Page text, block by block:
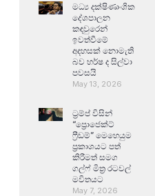
මධ්‍ය දක්ෂිණාංශික
දේශපාලන
කඳවුරෙන්
ඉවත්වීමේ
අදහසක් නොමැති
බව හර්ෂ ද සිල්වා
පවසයි
May 13, 2026
ට්‍රම්ප් විසින්
“ප්‍රොජෙක්ට්
ෆ්‍රීඩම්” මෙහෙයුම
ප්‍රකාශයට පත්
කිරීමත් සමග
ගල්ෆ් මිත්‍ර රටවල්
මවිතයට
May 7, 2026